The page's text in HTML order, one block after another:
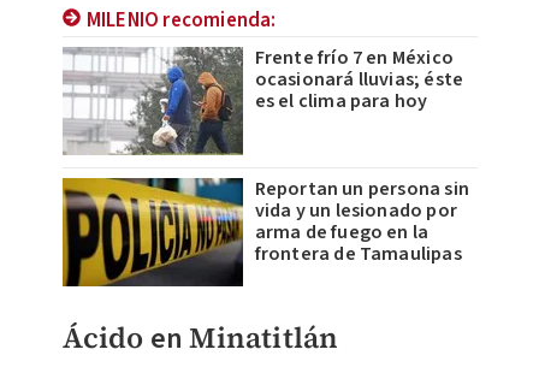
MILENIO recomienda:
Frente frío 7 en México
ocasionará lluvias; éste
es el clima para hoy
Reportan un persona sin
vida y un lesionado por
arma de fuego en la
frontera de Tamaulipas
Ácido enMinatitlán